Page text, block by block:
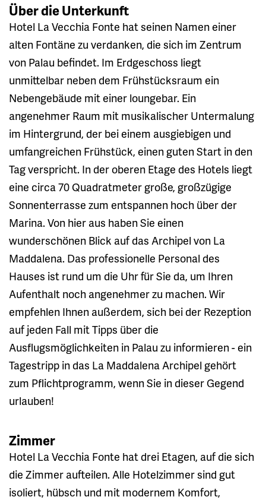
Über die Unterkunft
Hotel La Vecchia Fonte hat seinen Namen einer
alten Fontäne zu verdanken, die sich im Zentrum
von Palau befindet. Im Erdgeschoss liegt
unmittelbar neben dem Frühstücksraum ein
Nebengebäude mit einer loungebar. Ein
angenehmer Raum mit musikalischer Untermalung
im Hintergrund, der bei einem ausgiebigen und
umfangreichen Frühstück, einen guten Start in den
Tag verspricht. In der oberen Etage des Hotels liegt
eine circa 70 Quadratmeter große, großzügige
Sonnenterrasse zum entspannen hoch über der
Marina. Von hier aus haben Sie einen
wunderschönen Blick auf das Archipel von La
Maddalena. Das professionelle Personal des
Hauses ist rund um die Uhr für Sie da, um Ihren
Aufenthalt noch angenehmer zu machen. Wir
empfehlen Ihnen außerdem, sich bei der Rezeption
auf jeden Fall mit Tipps über die
Ausflugsmöglichkeiten in Palau zu informieren - ein
Tagestripp in das La Maddalena Archipel gehört
zum Pflichtprogramm, wenn Sie in dieser Gegend
urlauben!
Zimmer
Hotel La Vecchia Fonte hat drei Etagen, auf die sich
die Zimmer aufteilen. Alle Hotelzimmer sind gut
isoliert, hübsch und mit modernem Komfort,